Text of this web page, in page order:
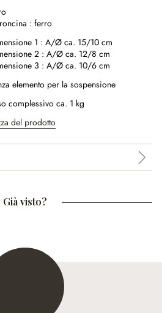
: ferro
1 : A/Ø ca. 15/10 cm
2 : A/Ø ca. 12/8 cm
3 : A/Ø ca. 10/6 cm
elemento per la sospensione
complessivo ca. 1 kg
del prodotto
Già visto?